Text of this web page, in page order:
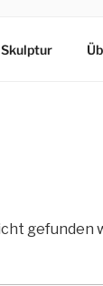
Skulptur
gefunden